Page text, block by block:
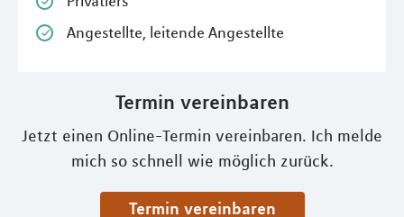
Angestellte, leitende Angestellte
Termin vereinbaren
Jetzt einen Online-Termin vereinbaren. Ich melde
mich so schnell wie möglich zurück.
Termin vereinbaren